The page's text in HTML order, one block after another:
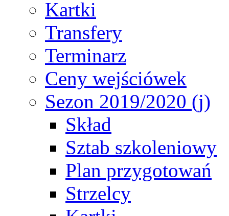
Kartki
Transfery
Terminarz
Ceny wejściówek
Sezon 2019/2020 (j)
Skład
Sztab szkoleniowy
Plan przygotowań
Strzelcy